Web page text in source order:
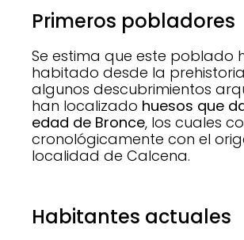
Primeros pobladores
Se estima que este poblado
habitado desde la
algunos descubrimientos
han localizado huesos que
edad de Bronce, los cuales
cronológicamente con el
localidad de Calcena.
Habitantes actuales